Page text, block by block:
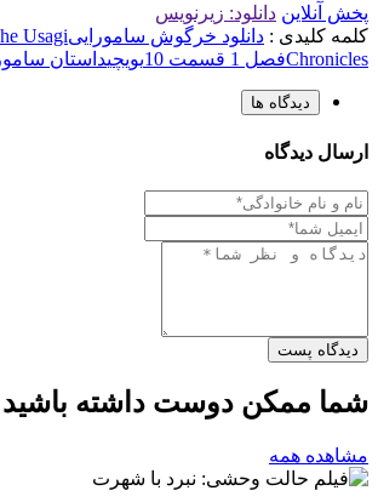
پخش آنلاین دانلود: زیرنویس
کلمه کلیدی : دانلود خرگوش ساموراییUsagi
Chroniclesفصل 1 قسمت 10 یویچیداستان
دیدگاه ها
ارسال دیدگاه
دیدگاه پست
شما ممکن دوست داشته باشید
مشاهده همه